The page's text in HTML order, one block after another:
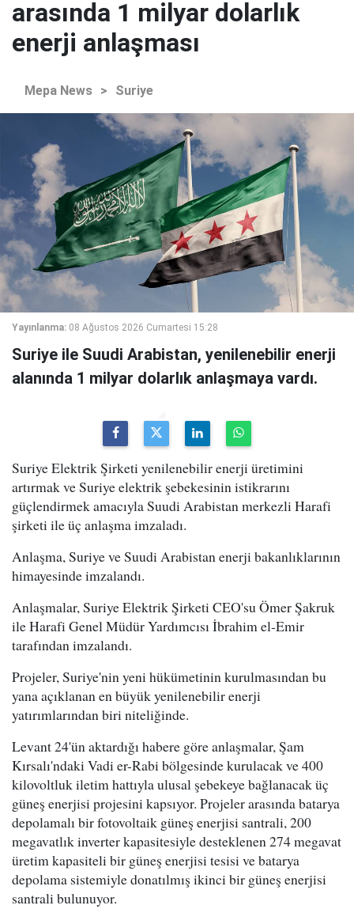
arasında 1 milyar dolarlık
enerji anlaşması
Mepa News > Suriye
Yayınlanma: 08 Ağustos 2026 Cumartesi 15:28
Suriye ile Suudi Arabistan, yenilenebilir enerji
alanında 1 milyar dolarlık anlaşmaya vardı.
Suriye Elektrik Şirketi yenilenebilir enerji üretimini
artırmak ve Suriye elektrik şebekesinin istikrarını
güçlendirmek amacıyla Suudi Arabistan merkezli Harafi
şirketi ile üç anlaşma imzaladı.
Anlaşma, Suriye ve Suudi Arabistan enerji bakanlıklarının
himayesinde imzalandı.
Anlaşmalar, Suriye Elektrik Şirketi CEO'su Ömer Şakruk
ile Harafi Genel Müdür Yardımcısı İbrahim el-Emir
tarafından imzalandı.
Projeler, Suriye'nin yeni hükümetinin kurulmasından bu
yana açıklanan en büyük yenilenebilir enerji
yatırımlarından biri niteliğinde.
Levant 24'ün aktardığı habere göre anlaşmalar, Şam
Kırsalı'ndaki Vadi er-Rabi bölgesinde kurulacak ve 400
kilovoltluk iletim hattıyla ulusal şebekeye bağlanacak üç
güneş enerjisi projesini kapsıyor. Projeler arasında batarya
depolamalı bir fotovoltaik güneş enerjisi santrali, 200
megavatlık inverter kapasitesiyle desteklenen 274 megavat
üretim kapasiteli bir güneş enerjisi tesisi ve batarya
depolama sistemiyle donatılmış ikinci bir güneş enerjisi
santrali bulunuyor.